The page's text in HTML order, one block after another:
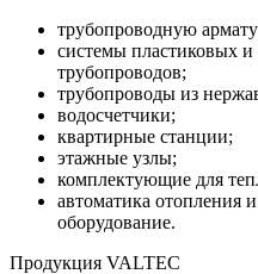
трубопроводную
системы пластиковых
трубопроводов;
трубопроводы из
водосчетчики;
квартирные станции;
этажные узлы;
комплектующие для
автоматика отопления
оборудование.
Продукция VALTEC